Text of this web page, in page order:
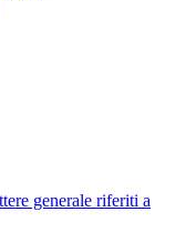
generale riferiti a